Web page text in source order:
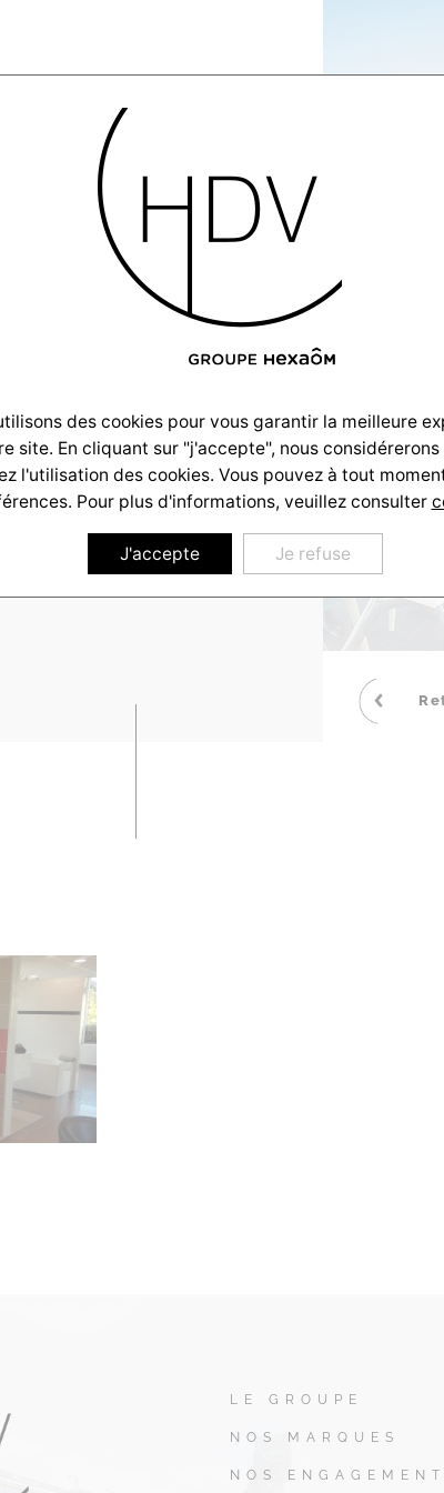
LE GROUPE
NOS MARQUES
NOS
des cookies pour vous garantir la meilleure
site. En cliquant sur "j'accepte", nous
l'utilisation des cookies. Vous pouvez à tout
Pour plus d'informations, veuillez consulter
J'accepte Je refuse